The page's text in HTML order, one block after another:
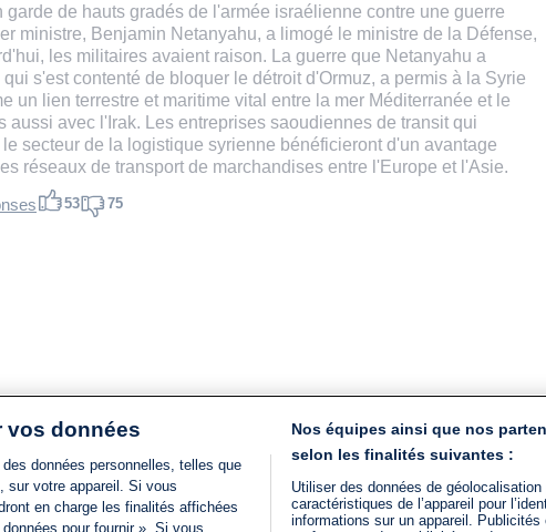
garde de hauts gradés de l'armée israélienne contre une guerre
ministre, Benjamin Netanyahu, a limogé le ministre de la Défense,
les militaires avaient raison. La guerre que Netanyahu a
s'est contenté de bloquer le détroit d'Ormuz, a permis à la Syrie
un lien terrestre et maritime vital entre la mer Méditerranée et le
aussi avec l'Irak. Les entreprises saoudiennes de transit qui
secteur de la logistique syrienne bénéficieront d'un avantage
réseaux de transport de marchandises entre l'Europe et l'Asie.
53 75
vos données
données personnelles, telles que
sur votre appareil. Si vous
en charge les finalités affichées
pour fournir ». Si vous
Nos équipes ainsi que nos
selon les finalités suivantes :
Utiliser des données de
caractéristiques de l’appareil pour
informations sur un appareil.